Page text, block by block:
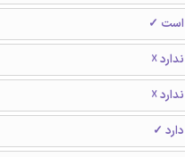
است ✓
ندارد ☓
ندارد ☓
دارد ✓